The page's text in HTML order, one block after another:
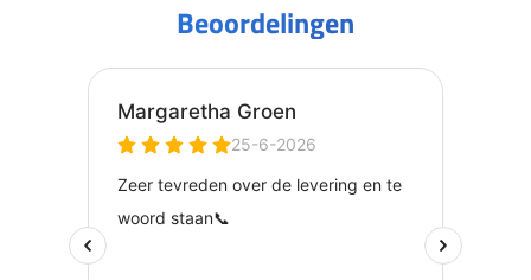
Beoordelingen